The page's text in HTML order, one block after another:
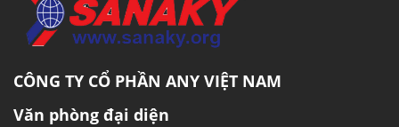
CÔNG TY CỔ PHẦN ANY VIỆT NAM
Văn phòng đại diện